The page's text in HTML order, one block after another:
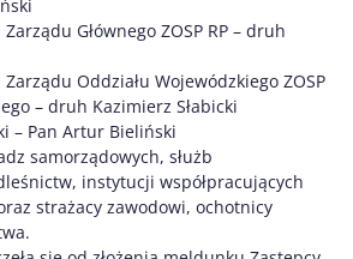
Głównego ZOSP RP – druh
Oddziału Wojewódzkiego ZOSP
– druh Kazimierz Słabicki
– Pan Artur Bieliński
samorządowych, służb
instytucji współpracujących
strażacy zawodowi, ochotnicy